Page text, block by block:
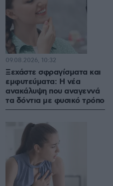
Ξεχάστε σφραγίσματα και
εμφυτεύματα: Η νέα
ανακάλυψη που αναγεννά
τα δόντια με φυσικό τρόπο
09.08.2026, 10:32